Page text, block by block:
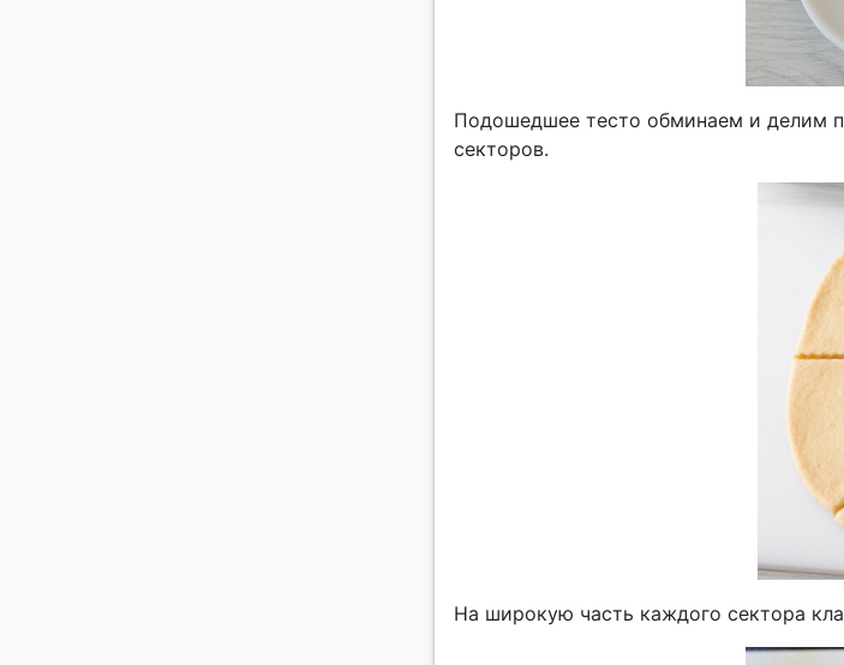
Подошедшее тесто обминаем и делим
секторов.
На широкую часть каждого сектора